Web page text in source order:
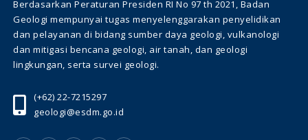
Berdasarkan Peraturan Presiden RI No 97 th 2021, Badan
Geologi mempunyai tugas menyelenggarakan penyelidikan
dan pelayanan di bidang sumber daya geologi, vulkanologi
dan mitigasi bencana geologi, air tanah, dan geologi
lingkungan, serta survei geologi.
(+62) 22-7215297
geologi@esdm.go.id